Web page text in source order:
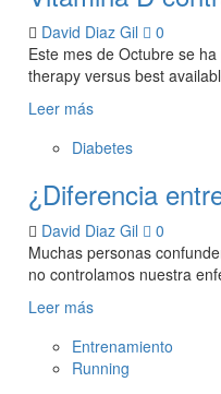
David Diaz Gil
0
Este mes de Octubre se
therapy versus best
Leer más
Diabetes
¿Diferencia
David Diaz Gil
0
Muchas personas
no controlamos nuestra
Leer más
Entrenamiento
Running